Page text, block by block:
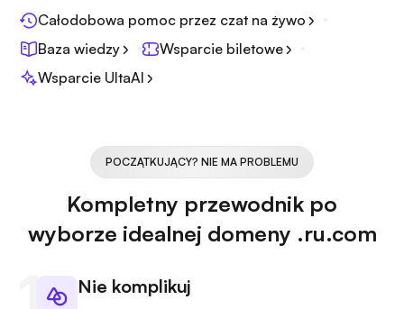
Całodobowa pomoc przez czat na żywo
Baza wiedzy
Wsparcie biletowe
Wsparcie UltaAI
POCZĄTKUJĄCY? NIE MA PROBLEMU
Kompletny przewodnik po
wyborze idealnej domeny .ru.com
Nie komplikuj